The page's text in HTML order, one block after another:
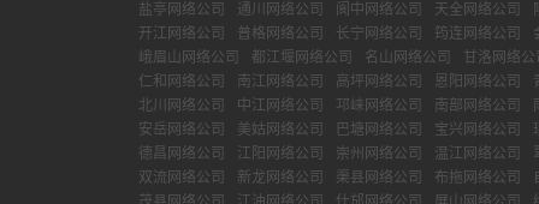
盐亭网络公司
通川网络公司 阆中网络公司 天全网络公司
开江网络公司
普格网络公司 长宁网络公司 筠连网络公司
峨眉山网络公司
都江堰网络公司 名山网络公司
甘洛网络公
仁和网络公司
南江网络公司 高坪网络公司 恩阳网络公司
北川网络公司
中江网络公司 邛崃网络公司 南部网络公司
安岳网络公司
美姑网络公司 巴塘网络公司 宝兴网络公司
德昌网络公司
江阳网络公司 崇州网络公司 温江网络公司
双流网络公司
新龙网络公司 渠县网络公司 布拖网络公司